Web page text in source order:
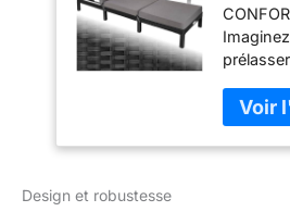
Salon
de
salon de
Sa
Design et robustesse